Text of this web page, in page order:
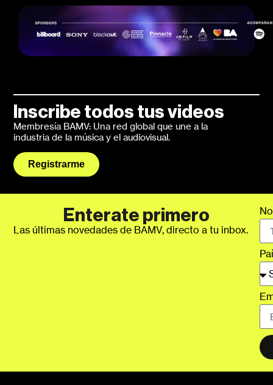
Inscribe todos tus videos
Membresía BAMV: Una red global que une a la
industria de la música y el audiovisual.
Registrarme
Enterate primero
Las últimas novedades de BAMV, directo a tu inbox.